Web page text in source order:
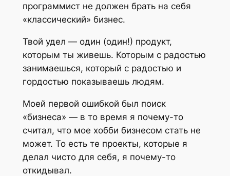
программист не должен брать на себя
«классический» бизнес.
Твой удел — один (один!) продукт,
которым ты живешь. Которым с радостью
занимаешься, который с радостью и
гордостью показываешь людям.
Моей первой ошибкой был поиск
«бизнеса» — в то время я почему-то
считал, что мое хобби бизнесом стать не
может. То есть те проекты, которые я
делал чисто для себя, я почему-то
откидывал.